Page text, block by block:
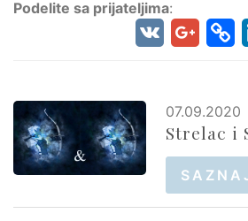
Podelite sa prijateljima:
07.09.2020
Strelac i